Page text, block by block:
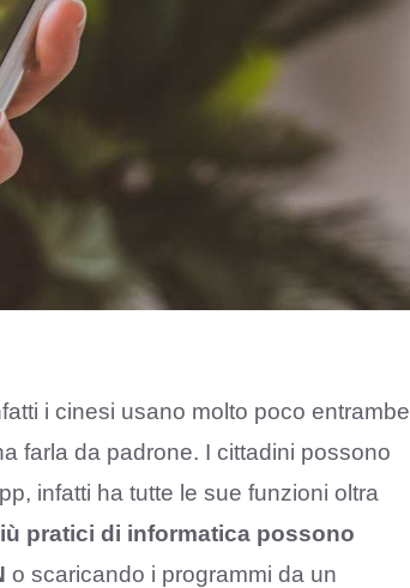
i cinesi usano molto poco entrambe
farla da padrone. I cittadini possono
infatti ha tutte le sue funzioni oltra
pratici di informatica possono
o scaricando i programmi da un